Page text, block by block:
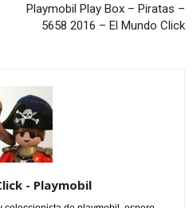
Playmobil Play Box – Piratas –
5658 2016 – El Mundo Click
- Playmobil